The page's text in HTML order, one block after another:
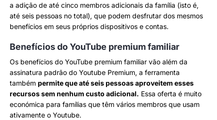
a adição de até cinco membros adicionais da família (isto é,
até seis pessoas no total), que podem desfrutar dos mesmos
benefícios em seus próprios dispositivos e contas.
Benefícios do YouTube premium familiar
Os benefícios do YouTube premium familiar vão além da
assinatura padrão do Youtube Premium, a ferramenta
também permite que até seis pessoas aproveitem esses
recursos sem nenhum custo adicional. Essa oferta é muito
económica para famílias que têm vários membros que usam
ativamente o Youtube.